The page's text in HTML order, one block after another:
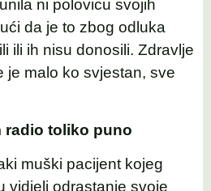
ni polovicu svojih
da je to zbog odluka
ili ih nisu donosili. Zdravlje
je malo ko svjestan, sve
radio toliko puno
muški pacijent kojeg
vidjeli odrastanje svoje